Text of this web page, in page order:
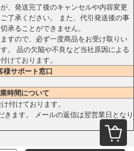
、発送完了後のキャンセルや内容変更
了承ください。 また、代引発送後の事
承ることができません。
すので、必ず一度商品をお受け取りい
。 品の欠陥や不良など当社原因による
けております。
様サポート窓口
時間について
付けております。
ます。 メールの返信は翌営業日となり